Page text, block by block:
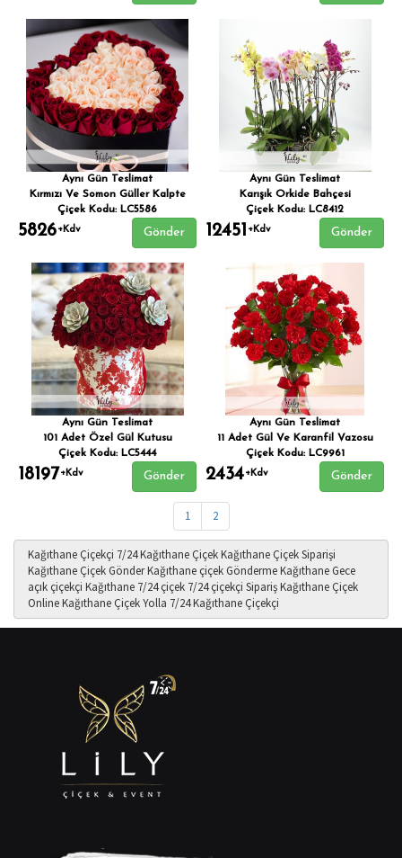
Aynı Gün Teslimat
Kırmızı Ve Somon Güller Kalpte
Çiçek Kodu: LC5586
5826+Kdv Gönder
Aynı Gün Teslimat
Karışık Orkide Bahçesi
Çiçek Kodu: LC8412
12451 +Kdv Gönder
Aynı Gün Teslimat
101 Adet Özel Gül Kutusu
Çiçek Kodu: LC5444
18197+Kdv Gönder
Aynı Gün Teslimat
11 Adet Gül Ve Karanfil Vazosu
Çiçek Kodu: LC9961
2434+Kdv Gönder
1 2
Kağıthane Çiçekçi 7/24 Kağıthane ÇiçekKağıthane Çiçek Siparişi
Kağıthane Çiçek GönderKağıthane çiçek GöndermeKağıthane Gece
açık çiçekçi Kağıthane 7/24 çiçek 7/24 çiçekçi SiparişKağıthane Çiçek
OnlineKağıthane Çiçek Yolla 7/24 Kağıthane Çiçekçi